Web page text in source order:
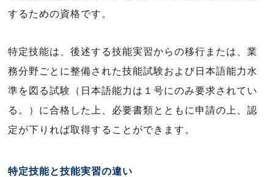
するための資格です。
特定技能は、後述する技能実習からの移行または、業
務分野ごとに整備された技能試験および日本語能力水
準を図る試験（日本語能力は１号にのみ要求されてい
る。）に合格した上、必要書類とともに申請の上、認
定が下りれば取得することができます。
特定技能と技能実習の違い